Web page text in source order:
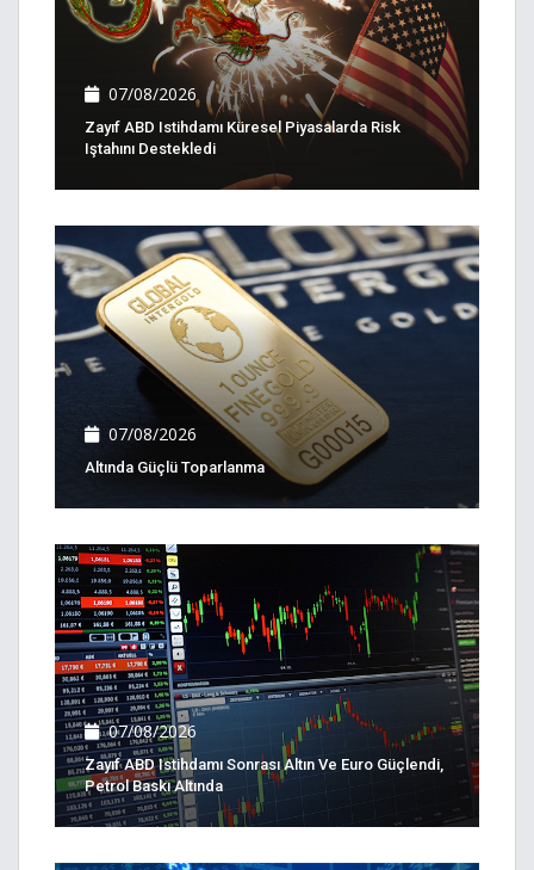
07/08/2026
Zayıf ABD Istihdamı Küresel Piyasalarda Risk
Iştahını Destekledi
07/08/2026
Altında Güçlü Toparlanma
07/08/2026
Zayıf ABD Istihdamı Sonrası Altın Ve Euro Güçlendi,
Petrol Baskı Altında